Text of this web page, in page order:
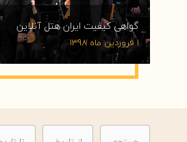
گواهی کیفیت ایران هتل آنلاین
1 فروردین ماه 1398